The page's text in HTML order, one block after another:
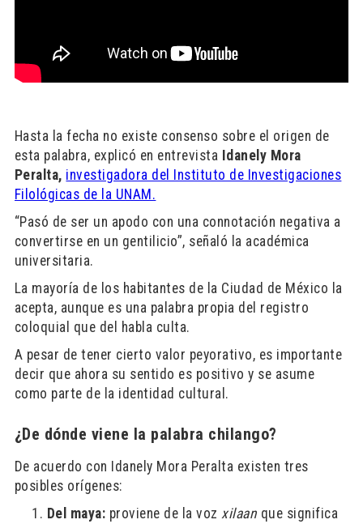
Hasta la fecha no existe consenso sobre el origen de
esta palabra, explicó en entrevista Idanely Mora
Peralta, investigadora del Instituto de Investigaciones
Filológicas de la UNAM.
“Pasó de ser un apodo con una connotación negativa a
convertirse en un gentilicio”, señaló la académica
universitaria.
La mayoría de los habitantes de la Ciudad de México la
acepta, aunque es una palabra propia del registro
coloquial que del habla culta.
A pesar de tener cierto valor peyorativo, es importante
decir que ahora su sentido es positivo y se asume
como parte de la identidad cultural.
¿De dónde viene la palabra chilango?
De acuerdo con Idanely Mora Peralta existen tres
posibles orígenes:
Del maya: proviene de la vozxilaan que significa